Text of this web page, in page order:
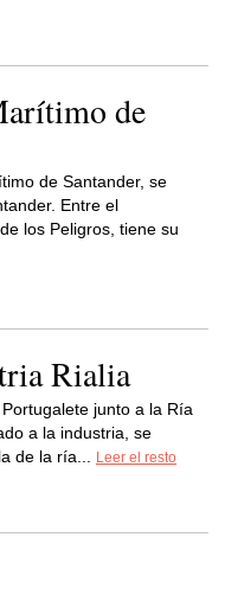
de
de Santander, se
Entre el
los Peligros, tiene su
Rialia
Portugalete junto a la Ría
a la industria, se
de la ría...
Leer el resto